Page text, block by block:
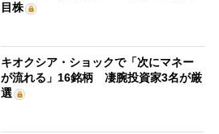
目株
キオクシア・ショックで「次にマネー
が流れる」16銘柄 凄腕投資家3名が厳
選